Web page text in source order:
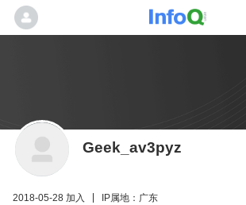
Geek_av3pyz
2018-05-28 加入
IP属地：广东